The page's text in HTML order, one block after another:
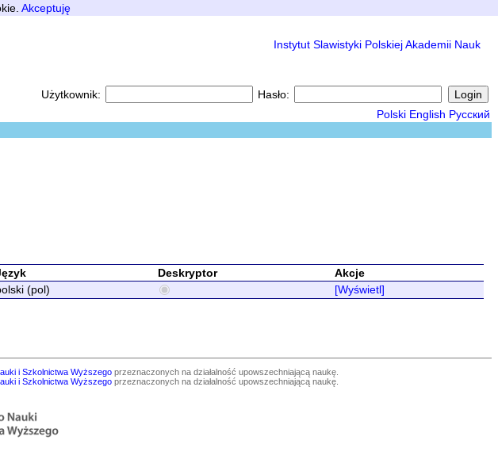
Akceptuję
Instytut Slawistyki Polskiej Akademii Nauk
Użytkownik:
Hasło:
Polski English Русский
Deskryptor
Akcje
(pol) [Wyświetl]
i Szkolnictwa Wyższegoprzeznaczonych na działalność upowszechniającą naukę.
i Szkolnictwa Wyższegoprzeznaczonych na działalność upowszechniającą naukę.